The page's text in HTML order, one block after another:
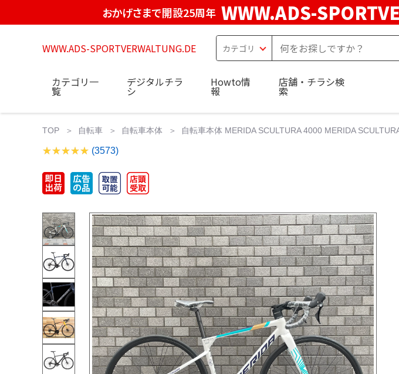
おかげさまで開設25周年 WWW.ADS-
WWW.ADS-SPORTVERWALTUNG.DE
カテゴリ一
覧
デジタルチラ
シ
Howto情
報
店舗・チラシ検
索
TOP 自転車 自転車本体 自転車本体 MERIDA SCULTURA 4000 MERIDA
(3573)